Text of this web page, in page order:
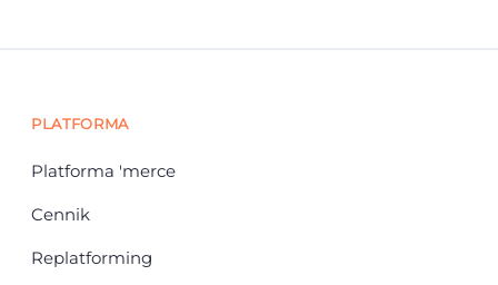
PLATFORMA
Platforma 'merce
Cennik
Replatforming